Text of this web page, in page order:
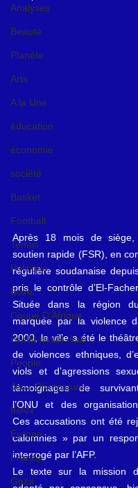
Analyses
Beauté
Planète
Arts
A la Une
éducation
économie
société
Basket
Football
Tennis
Politique
Boxe
Coupe D'Afrique
conflit Israël -Iran
People
Jeux Olympiques
IRAN
Europe
France
Gaza
Après 18 mois de
soutien rapide (FSR), en
régulière soudanaise
pris le contrôle d’El-
Située dans la région
marquée par la violence
2000, la ville a été le
de violences ethniques,
viols et d’agressions
témoignages de
l’ONU et des
Ces accusations ont été
calomnies » par un
interrogé par l’AFP.
Le texte sur la mission